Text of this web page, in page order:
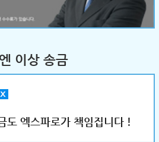
이상 송금
도 엑스파로가 책임집니다！